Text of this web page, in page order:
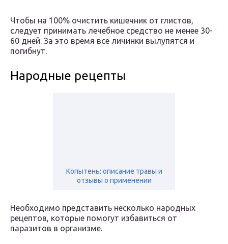
Чтобы на 100% очистить кишечник от глистов,
следует принимать лечебное средство не менее 30-
60 дней. За это время все личинки вылупятся и
погибнут.
Народные рецепты
Копытень: описание травы и
отзывы о применении
Необходимо представить несколько народных
рецептов, которые помогут избавиться от
паразитов в организме.